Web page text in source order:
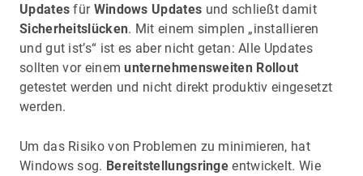
Updates für Windows Updates und schließt damit
Sicherheitslücken. Mit einem simplen „installieren
und gut ist’s“ ist es aber nicht getan: Alle Updates
sollten vor einemunternehmensweiten Rollout
getestet werden und nicht direkt produktiv eingesetzt
werden.
Um das Risiko von Problemen zu minimieren, hat
Windows sog. Bereitstellungsringe entwickelt. Wie